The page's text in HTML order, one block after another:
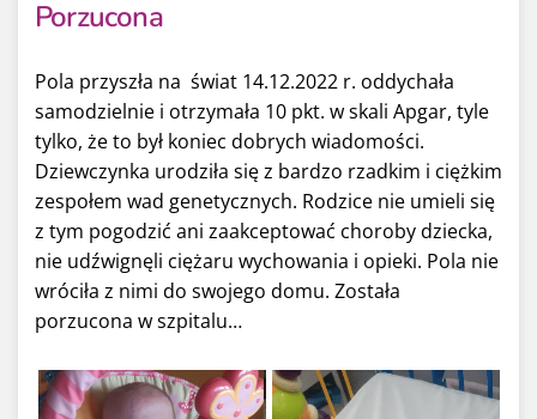
Porzucona
Pola przyszła na świat 14.12.2022 r. oddychała
samodzielnie i otrzymała 10 pkt. w skali Apgar, tyle
tylko, że to był koniec dobrych wiadomości.
Dziewczynka urodziła się z bardzo rzadkim i ciężkim
zespołem wad genetycznych. Rodzice nie umieli się
z tym pogodzić ani zaakceptować choroby dziecka,
nie udźwignęli ciężaru wychowania i opieki. Pola nie
wróciła z nimi do swojego domu. Została
porzucona w szpitalu…